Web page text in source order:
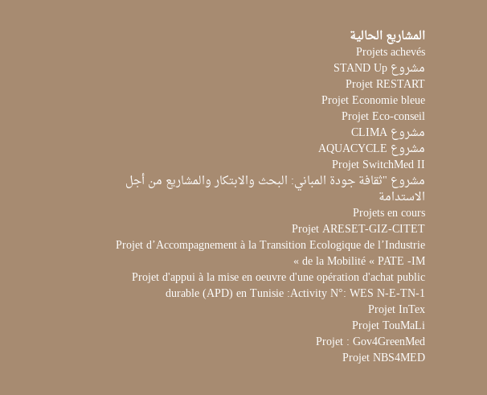
المشاريع الحالية
Projets achevés
مشروع STAND Up
Projet RESTART
Projet Economie bleue
Projet Eco-conseil
مشروع CLIMA
مشروع AQUACYCLE
Projet SwitchMed II
مشروع "ثقافة جودة المباني: البحث والابتكار والمشاريع من أجل
الاستدامة
Projets en cours
Projet ARESET-GIZ-CITET
Projet d’Accompagnement à la Transition Ecologique de l’Industrie
de la Mobilité « PATE -IM »
Projet d'appui à la mise en oeuvre d'une opération d'achat public
durable (APD) en Tunisie :Activity N°: WES N-E-TN-1
Projet InTex
Projet TouMaLi
Projet : Gov4GreenMed
Projet NBS4MED